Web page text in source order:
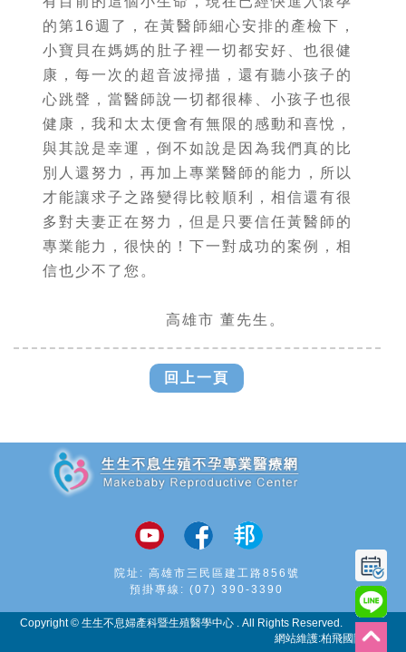
的第16週了，在黃醫師細心安排的產檢下，
小寶貝在媽媽的肚子裡一切都安好、也很健
康，每一次的超音波掃描，還有聽小孩子的
心跳聲，當醫師說一切都很棒、小孩子也很
健康，我和太太便會有無限的感動和喜悅，
與其說是幸運，倒不如說是因為我們真的比
別人還努力，再加上專業醫師的能力，所以
才能讓求子之路變得比較順利，相信還有很
多對夫妻正在努力，但是只要信任黃醫師的
專業能力，很快的！下一對成功的案例，相
信也少不了您。
高雄市 董先生。
回上一頁
院址: 高雄市三民區建工路856號
預掛專線: (07) 390-3390
Copyright © 生生不息婦產科暨生殖醫學中心 . All Rights Reserved.
網站維護:柏飛國際科技